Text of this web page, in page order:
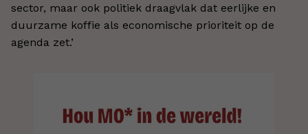
sector, maar ook politiek draagvlak dat eerlijke en
duurzame koffie als economische prioriteit op de
agenda zet.’